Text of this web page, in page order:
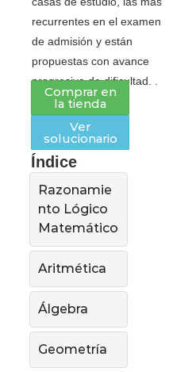
recurrentes en el examen
de admisión y están
propuestas con avance
progresivo de dificultad. .
Comprar en
la tienda
Ver
solucionario
Índice
Razonamie
nto Lógico
Matemático
Aritmética
Álgebra
Geometría